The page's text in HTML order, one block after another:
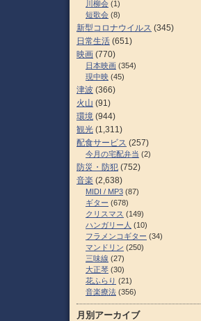
川柳会 (1)
短歌会 (8)
新型コロナウイルス (345)
日常生活 (651)
映画 (770)
日本映画 (354)
現中映 (45)
津波 (366)
火山 (91)
環境 (944)
観光 (1,311)
配食サービス (257)
今月の宅配弁当 (2)
防災・防犯 (752)
音楽 (2,638)
MIDI / MP3 (87)
ギター (678)
クリスマス (149)
ハンガリー人 (10)
フラメンコギター (34)
マンドリン (250)
三味線 (27)
大正琴 (30)
花ふらり (21)
音楽療法 (356)
月別アーカイブ